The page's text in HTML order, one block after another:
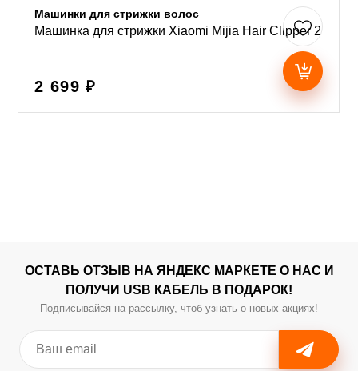
Машинки для стрижки волос
Машинка для стрижки Xiaomi Mijia Hair Clipper 2
2 699 ₽
ОСТАВЬ ОТЗЫВ НА ЯНДЕКС МАРКЕТЕ О НАС И
ПОЛУЧИ USB КАБЕЛЬ В ПОДАРОК!
Подписывайся на рассылку, чтоб узнать о новых акциях!